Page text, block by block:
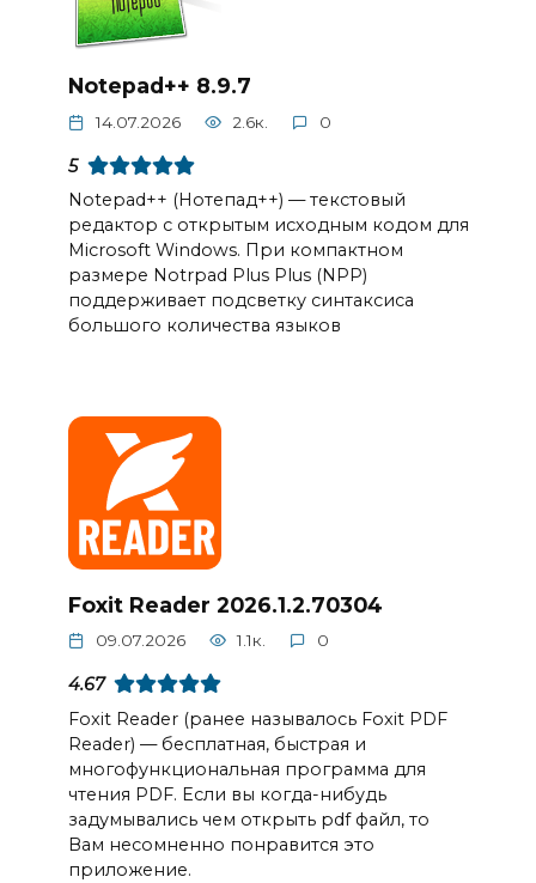
Notepad++ 8.9.7
14.07.2026 2.6к. 0
5
Notepad++ (Нотепад++) — текстовый
редактор с открытым исходным кодом для
Microsoft Windows. При компактном
размере Notrpad Plus Plus (NPP)
поддерживает подсветку синтаксиса
большого количества языков
Foxit Reader 2026.1.2.70304
09.07.2026 1.1к. 0
4.67
Foxit Reader (ранее называлось Foxit PDF
Reader) — бесплатная, быстрая и
многофункциональная программа для
чтения PDF. Если вы когда-нибудь
задумывались чем открыть pdf файл, то
Вам несомненно понравится это
приложение.